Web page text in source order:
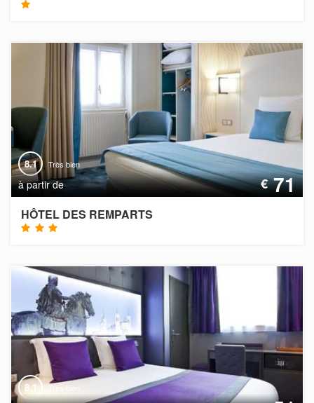
8.1 Très bien
à partir de €71
HÔTEL DES REMPARTS
8.1 Très bien